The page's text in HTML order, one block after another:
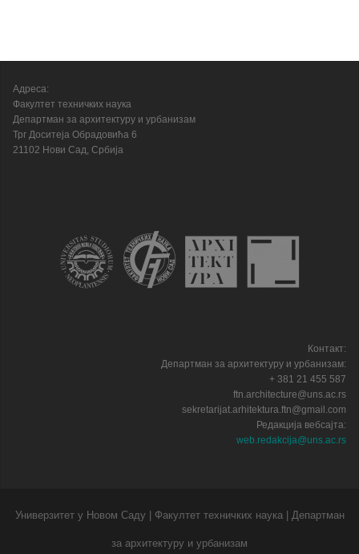
Адреса:
Факултет техничких наука
Департман за архитектуру и урбанизам
Трг Доситеја Обрадовића 6
21102 Нови Сад, Србија
Контакт:
Департман за архитектуру и урбанизам:
+ 381 21 455 587
ftn.architecture@uns.ac.rs
sekretarijat.arhitektura.ftn@gmail.com
Редакција вебсајта:
web.redakcija@uns.ac.rs
Универзитет у Новом Саду | Факултет техничких наука | Департман
за архитектуру и урбанизам